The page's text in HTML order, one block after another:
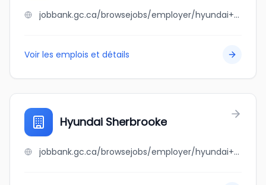
jobbank.gc.ca/browsejobs/employer/hyundai+pembroke/ca
Voir les emplois et détails
Hyundai Sherbrooke
jobbank.gc.ca/browsejobs/employer/hyundai+sherbrooke/ca